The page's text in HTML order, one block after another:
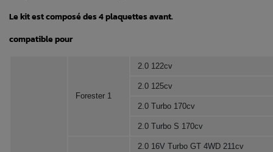
Le kit est composé des 4 plaquettes avant.
compatible pour
Forester 1
2.0 122cv
2.0 125cv
2.0 Turbo 170cv
2.0 Turbo S 170cv
2.0 16V Turbo GT 4WD 211cv